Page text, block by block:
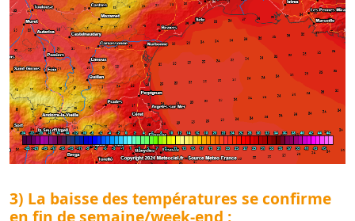
3) La baisse des températures se confirme
en fin de semaine/week-end :